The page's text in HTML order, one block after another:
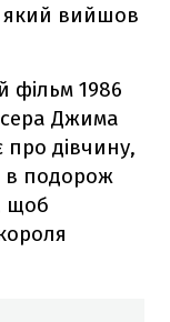
який вийшов
фільм 1986
Джима
дівчину,
в подорож
щоб